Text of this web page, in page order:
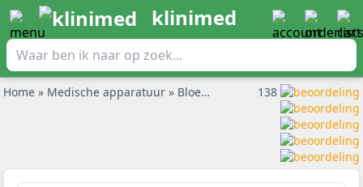
klinimed
Home » Medische apparatuur » Bloedsuikermeter »Bayer
138